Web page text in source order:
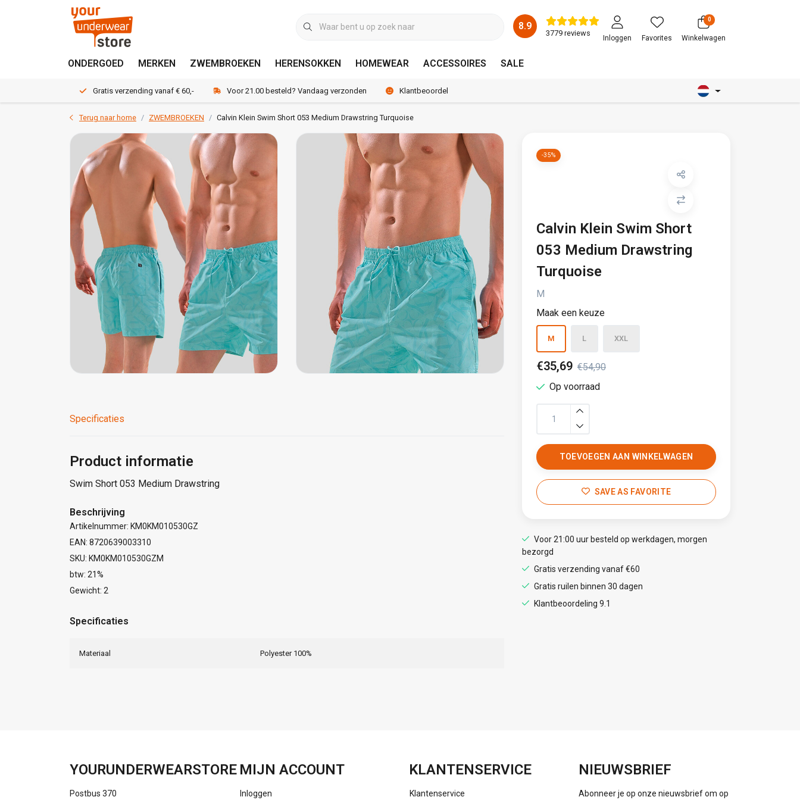
8.9
3779 reviews
Inloggen Favorites
0
Winkelwagen
ONDERGOED MERKEN ZWEMBROEKEN HERENSOKKEN HOMEWEAR ACCESSOIRES SALE
Gratis verzending vanaf € 60,- Voor 21.00 besteld? Vandaag verzonden Klantbeoordeling 8.9 / 10
Terug naar home ZWEMBROEKEN Calvin Klein Swim Short 053 Medium Drawstring Turquoise
-35%
Calvin Klein Swim Short
053 Medium Drawstring
Turquoise
M
Maak een keuze
M L XXL
€35,69 €54,90
Op voorraad
TOEVOEGEN AAN WINKELWAGEN
SAVE AS FAVORITE
Voor 21:00 uur besteld op werkdagen, morgen
bezorgd
Gratis verzending vanaf €60
Gratis ruilen binnen 30 dagen
Klantbeoordeling 9.1
Specificaties
Product informatie
Swim Short 053 Medium Drawstring
Beschrijving
Artikelnummer: KM0KM010530GZ
EAN: 8720639003310
SKU: KM0KM010530GZM
btw: 21%
Gewicht: 2
Specificaties
Materiaal Polyester 100%
YOURUNDERWEARSTORE
Postbus 370
MIJN ACCOUNT
Inloggen
KLANTENSERVICE
Klantenservice
NIEUWSBRIEF
Abonneer je op onze nieuwsbrief om op